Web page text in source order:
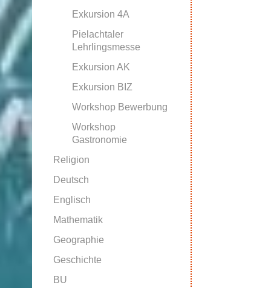
Exkursion 4A
Pielachtaler
Lehrlingsmesse
Exkursion AK
Exkursion BIZ
Workshop Bewerbung
Workshop
Gastronomie
Religion
Deutsch
Englisch
Mathematik
Geographie
Geschichte
BU